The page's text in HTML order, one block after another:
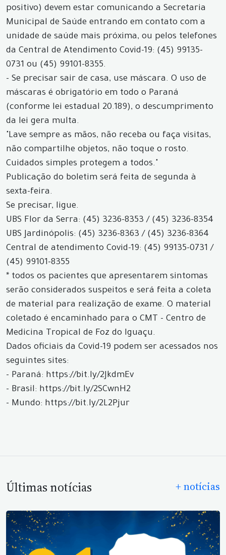
positivo) devem estar comunicando a Secretaria
Municipal de Saúde entrando em contato com a
unidade de saúde mais próxima, ou pelos telefones
da Central de Atendimento Covid-19: (45) 99135-
0731 ou (45) 99101-8355.
- Se precisar sair de casa, use máscara. O uso de
máscaras é obrigatório em todo o Paraná
(conforme lei estadual 20.189), o descumprimento
da lei gera multa.
"Lave sempre as mãos, não receba ou faça visitas,
não compartilhe objetos, não toque o rosto.
Cuidados simples protegem a todos."
Publicação do boletim será feita de segunda à
sexta-feira.
Se precisar, ligue.
UBS Flor da Serra: (45) 3236-8353 / (45) 3236-8354
UBS Jardinópolis: (45) 3236-8363 / (45) 3236-8364
Central de atendimento Covid-19: (45) 99135-0731 /
(45) 99101-8355
* todos os pacientes que apresentarem sintomas
serão considerados suspeitos e será feita a coleta
de material para realização de exame. O material
coletado é encaminhado para o CMT - Centro de
Medicina Tropical de Foz do Iguaçu.
Dados oficiais da Covid-19 podem ser acessados nos
seguintes sites:
- Paraná: https://bit.ly/2JkdmEv
- Brasil: https://bit.ly/2SCwnH2
- Mundo: https://bit.ly/2L2Pjur
Últimas notícias + notícias